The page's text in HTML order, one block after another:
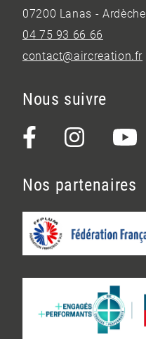
07200 Lanas - Ardèche
04 75 93 66 66
contact@aircreation.fr
Nous suivre
Nos partenaires